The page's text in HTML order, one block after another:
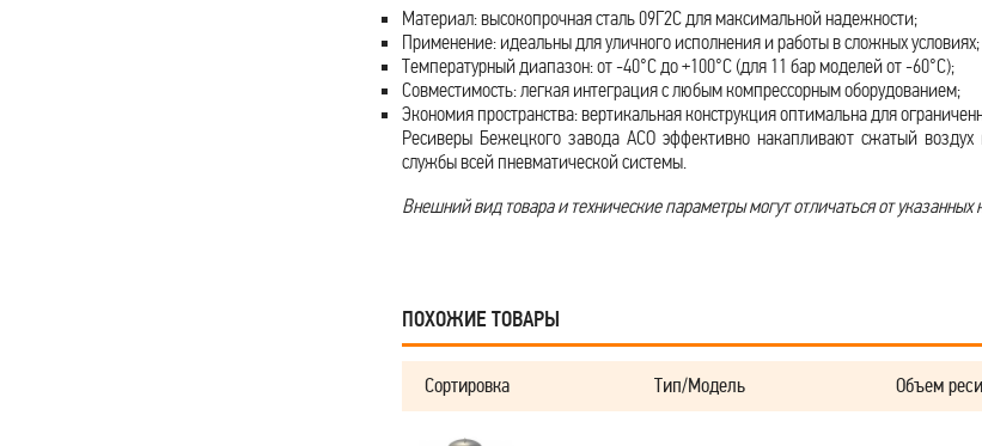
Материал: высокопрочная сталь 09Г2С для максимальной надежности;
Применение: идеальны для уличного исполнения и работы в сложных условиях;
Температурный диапазон: от -40°С до +100°С (для 11 бар моделей от -60°С);
Совместимость: легкая интеграция с любым компрессорным оборудованием;
Экономия пространства: вертикальная конструкция оптимальна для
Ресиверы Бежецкого завода АСО эффективно накапливают сжатый
службы всей пневматической системы.
Внешний вид товара и технические параметры могут отличаться от
ПОХОЖИЕ ТОВАРЫ
Сортировка Тип/Модель Объем